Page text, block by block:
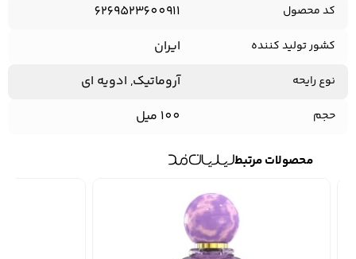
کد محصول 6269523600911
کشور تولید کننده ایران
نوع رایحه آروماتیک, ادویه ای
حجم 100 میل
محصولات مرتبط